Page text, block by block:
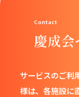
慶成
サービスのご利
様は、 各施設に